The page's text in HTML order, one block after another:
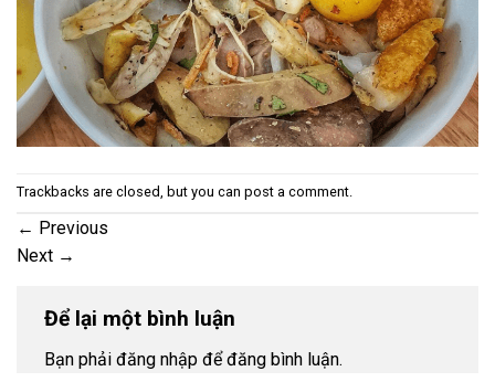
Trackbacks are closed, but you can post a comment.
← Previous
Next →
Để lại một bình luận
Bạn phải đăng nhập để đăng bình luận.